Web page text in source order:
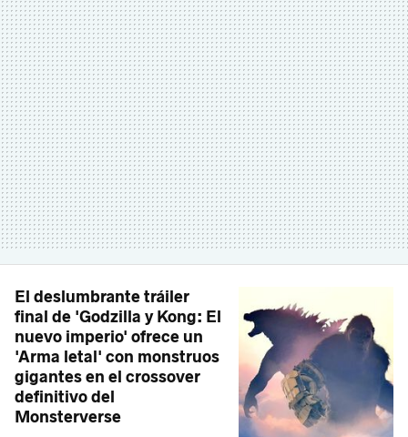
El deslumbrante tráiler
final de 'Godzilla y Kong: El
nuevo imperio' ofrece un
'Arma letal' con monstruos
gigantes en el crossover
definitivo del
Monsterverse